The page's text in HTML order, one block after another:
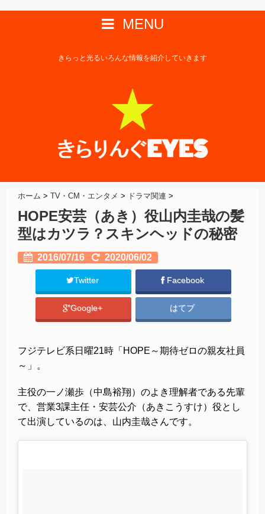
MENU
きらっと光るいろんな情報を紹介していきます
ホーム > TV・CM・エンタメ > ドラマ関連 >
HOPE安芸（あき）役山内圭哉の髪
型はカツラ？スキンヘッドの秘密
2016/07/16 2020/06/02
Twitter Facebook
Google+ はてブ
フジテレビ系日曜21時「HOPE～期待ゼロの親友社員
～」。
主役の一ノ瀬歩（中島裕翔）のよき理解者である先輩
で、営業3課主任・安芸公介（あきこうすけ）役とし
て出演しているのは、山内圭哉さんです。